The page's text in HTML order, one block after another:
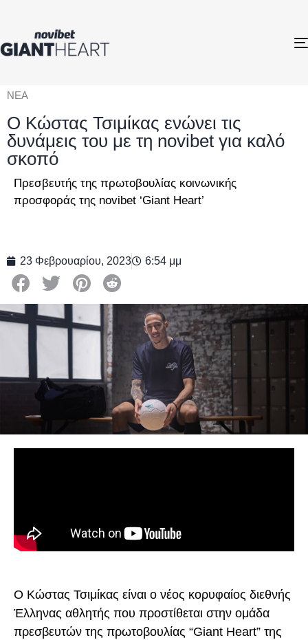
ΝΕΑ
Ο Κώστας Τσιμίκας ενώνει τις
δυνάμεις του με τη novibet για καλό
σκοπό
Πρεσβευτής της πρωτοβουλίας κοινωνικής
προσφοράς της novibet ‘Giant Heart’
23 Φεβρουαρίου, 2023 6:54 μμ
Ο Κώστας Τσιμίκας είναι ο νέος κορυφαίος διεθνής
Έλληνας αθλητής που προστίθεται στην ομάδα
πρεσβευτών της πρωτοβουλίας “Giant Heart” της